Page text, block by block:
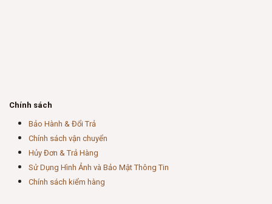
Chính sách
Bảo Hành & Đổi Trả
Chính sách vận chuyển
Hủy Đơn & Trả Hàng
Sử Dụng Hình Ảnh và Bảo Mật Thông Tin
Chính sách kiểm hàng